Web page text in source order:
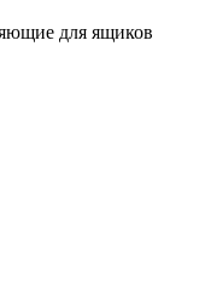
для ящиков